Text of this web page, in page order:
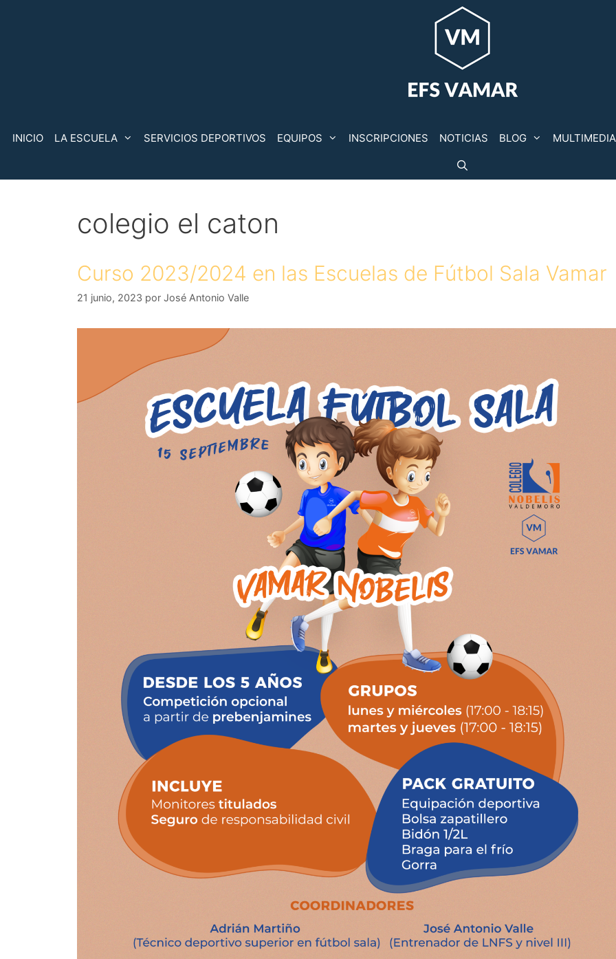
INICIO LA ESCUELA SERVICIOS DEPORTIVOS EQUIPOS INSCRIPCIONES NOTICIAS BLOG MULTIMEDIA
colegio el caton
Curso 2023/2024 en las Escuelas de Fútbol Sala Vamar
21 junio, 2023 por José Antonio Valle